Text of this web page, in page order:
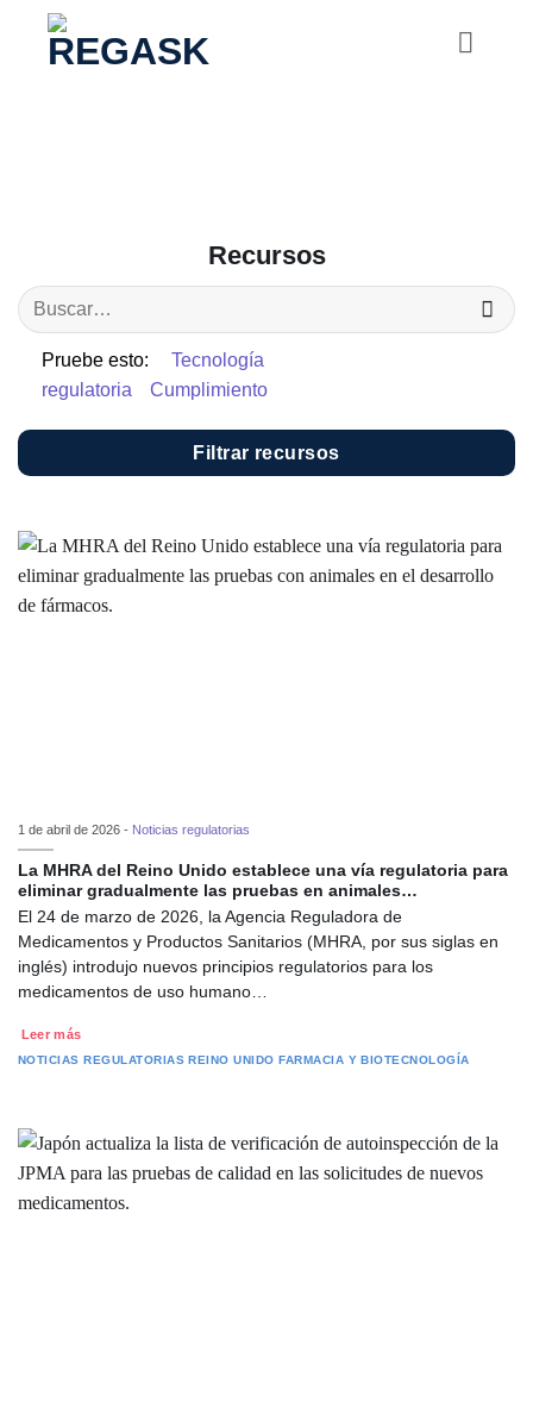
Saltar
Recursos
Pruebe esto:
Tecnología
regulatoria
Cumplimiento
Filtrar recursos
1 de abril de 2026 - Noticias regulatorias
La MHRA del Reino Unido establece una vía regulatoria para
eliminar gradualmente las pruebas en animales…
El 24 de marzo de 2026, la Agencia Reguladora de
Medicamentos y Productos Sanitarios (MHRA, por sus siglas en
inglés) introdujo nuevos principios regulatorios para los
medicamentos de uso humano…
Leer más
NOTICIAS REGULATORIAS REINO UNIDO FARMACIA Y BIOTECNOLOGÍA